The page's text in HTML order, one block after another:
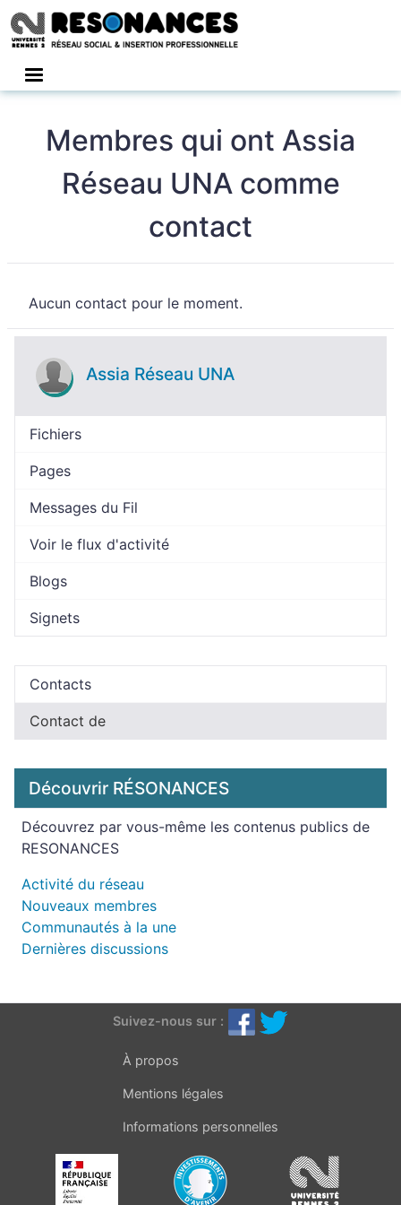
Membres qui ont Assia
Réseau UNA comme
contact
Aucun contact pour le moment.
Assia Réseau UNA
Fichiers
Pages
Messages du Fil
Voir le flux d'activité
Blogs
Signets
Contacts
Contact de
Découvrir RÉSONANCES
Découvrez par vous-même les contenus publics de
RESONANCES
Activité du réseau
Nouveaux membres
Communautés à la une
Dernières discussions
Suivez-nous sur :
À propos
Mentions légales
Informations personnelles